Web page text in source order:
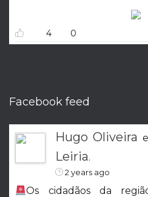
n
el
4 0
Facebook feed
Hugo Oliveira
Leiria.
2 years ago
Os cidadãos da